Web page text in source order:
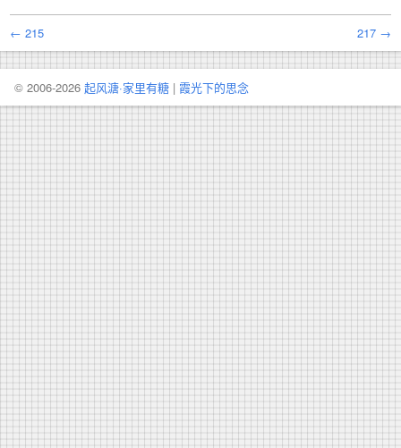
← 215 217 →
© 2006-2026 起风溏·家里有糖 | 霞光下的思念